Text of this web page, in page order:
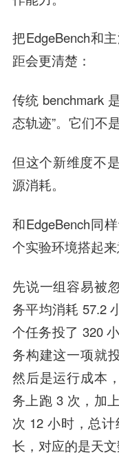
把EdgeBench和
距会更清楚：
传统 benchmark
态轨迹”。它们不
但这个新维度不
源消耗。
和EdgeBench同
个实验环境搭起来
先说一组容易被
务平均消耗 57.2
个任务投了 320
务构建这一项就
然后是运行成本
务上跑 3 次，加
次 12 小时，总
长，对应的是天文